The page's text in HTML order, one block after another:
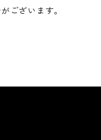
ございます。